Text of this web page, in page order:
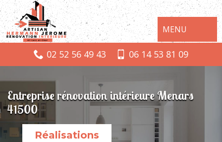
MENU
02 52 56 49 43 06 14 53 81 09
Entreprise rénovation intérieure Menars
41500
Réalisations